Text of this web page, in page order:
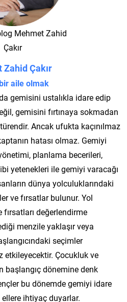
Mehmet Zahid
Çakır
Çakır
aile olmak
gemisini ustalıkla idare edip
gemisini fırtınaya sokmadan
Ancak ufukta kaçınılmaz
hatası olmaz. Gemiyi
planlama becerileri,
yetenekleri ile gemiyi varacağı
dünya yolculuklarındaki
ve fırsatlar bulunur. Yol
değerlendirme
menzile yaklaşır veya
seçimler
Çocukluk ve
başlangıç dönemine denk
bu dönemde gemiyi idare
ihtiyaç duyarlar.